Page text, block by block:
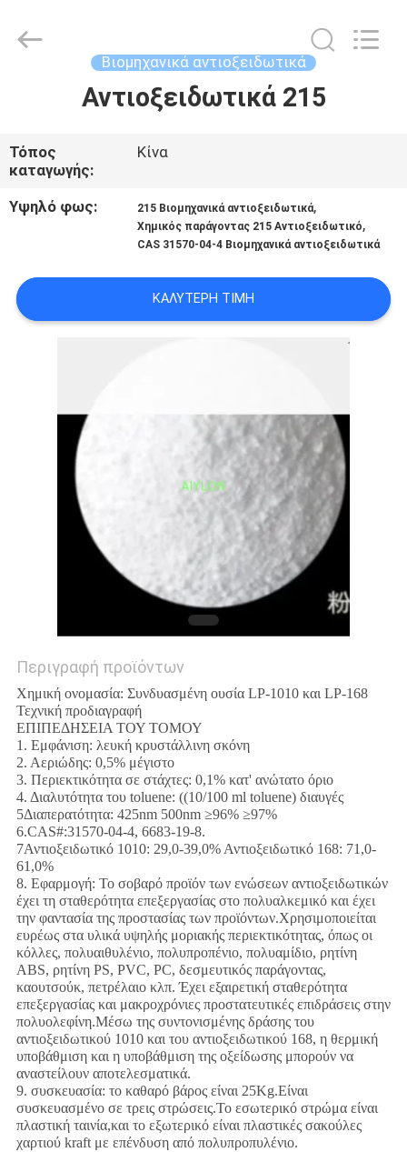
ΠΡΟΪΌΝΤΑ
ΒΊΝΤΕΟ
ΣΧΕΤΙΚΆ
ΜΕ
ΕΜΆΣ
ΕΡΓΟΣΤΑΣΊΟΥ
ΈΛΕΓΧΟΣ
ΠΟΙΌΤΗΤΑΣ
ΖΗΤΉΣΤΕ
ΠΡΟΣΦΟΡΆ
SITEMAP
PRIVACY
POLICY
COMPANY
LIMITED.
Βιομηχανικά αντιοξειδωτικά
Αντιοξειδωτικά 215
Τόπος
καταγωγής:
Κίνα
Υψηλό φως: 215 Βιομηχανικά αντιοξειδωτικά,
Χημικός παράγοντας 215 Αντιοξειδωτικό,
CAS 31570-04-4 Βιομηχανικά αντιοξειδωτικά
ΚΑΛΎΤΕΡΗ ΤΙΜΉ
Περιγραφή προϊόντων
Χημική ονομασία: Συνδυασμένη ουσία LP-1010 και LP-168
Τεχνική προδιαγραφή
ΕΠΙΠΕΔΗΣΕΙΑ ΤΟΥ ΤΟΜΟΥ
1. Εμφάνιση: λευκή κρυστάλλινη σκόνη
2. Αεριώδης: 0,5% μέγιστο
3. Περιεκτικότητα σε στάχτες: 0,1% κατ' ανώτατο όριο
4. Διαλυτότητα του toluene: ((10/100 ml toluene) διαυγές
5Διαπερατότητα: 425nm 500nm ≥96% ≥97%
6.CAS#:31570-04-4, 6683-19-8.
7Αντιοξειδωτικό 1010: 29,0-39,0% Αντιοξειδωτικό 168: 71,0-
61,0%
8. Εφαρμογή: Το σοβαρό προϊόν των ενώσεων αντιοξειδωτικών
έχει τη σταθερότητα επεξεργασίας στο πολυαλκεμικό και έχει
την φαντασία της προστασίας των προϊόντων.Χρησιμοποιείται
ευρέως στα υλικά υψηλής μοριακής περιεκτικότητας, όπως οι
κόλλες, πολυαιθυλένιο, πολυπροπένιο, πολυαμίδιο, ρητίνη
ABS, ρητίνη PS, PVC, PC, δεσμευτικός παράγοντας,
καουτσούκ, πετρέλαιο κλπ. Έχει εξαιρετική σταθερότητα
επεξεργασίας και μακροχρόνιες προστατευτικές επιδράσεις στην
πολυολεφίνη.Μέσω της συντονισμένης δράσης του
αντιοξειδωτικού 1010 και του αντιοξειδωτικού 168, η θερμική
υποβάθμιση και η υποβάθμιση της οξείδωσης μπορούν να
αναστείλουν αποτελεσματικά.
9. συσκευασία: το καθαρό βάρος είναι 25Kg.Είναι
συσκευασμένο σε τρεις στρώσεις.Το εσωτερικό στρώμα είναι
πλαστική ταινία,και το εξωτερικό είναι πλαστικές σακούλες
χαρτιού kraft με επένδυση από πολυπροπυλένιο.